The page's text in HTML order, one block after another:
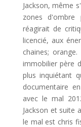
Jackson, même
zones d'ombre
réagirait de
licencié, aux
chaines;
immobilier père
plus inquiétant
documentaire
avec le mal
Jackson et suite
le mal est chris